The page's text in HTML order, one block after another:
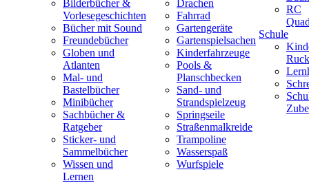
Bilderbücher &
Vorlesegeschichten
Bücher mit Sound
Freundebücher
Globen und
Atlanten
Mal- und
Bastelbücher
Minibücher
Sachbücher &
Ratgeber
Sticker- und
Sammelbücher
Wissen und
Lernen
Drachen
Fahrrad
Gartengeräte
Gartenspielsachen
Kinderfahrzeuge
Pools &
Planschbecken
Sand- und
Strandspielzeug
Springseile
Straßenmalkreide
Trampoline
Wasserspaß
Wurfspiele
RC
Schule